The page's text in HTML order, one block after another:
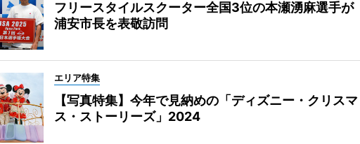
フリースタイルスクーター全国3位の本瀬湧麻選手が
浦安市長を表敬訪問
エリア特集
【写真特集】今年で見納めの「ディズニー・クリスマ
ス・ストーリーズ」2024